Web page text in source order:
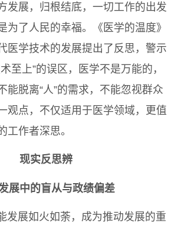
发展，归根结底，一切工作的出发
为了人民的幸福。《医学的温度》
医学技术的发展提出了反思，警示
至上”的误区，医学不是万能的，
能脱离“人”的需求，不能忽视群众
观点，不仅适用于医学领域，更值
工作者深思。
现实反思辨
展中的盲从与政绩偏差
发展如火如荼，成为推动发展的重